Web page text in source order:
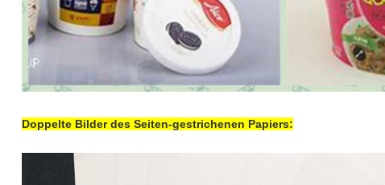
Doppelte Bilder des Seiten-gestrichenen Papiers: